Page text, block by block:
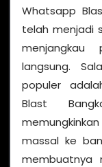
Whatsapp
telah menjadi
langsung.
populer
Blast
massal ke
membuatnya